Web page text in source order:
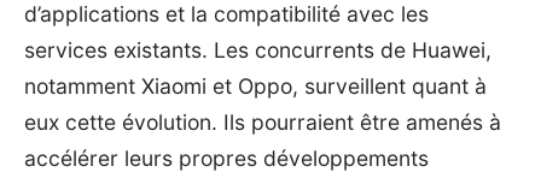
d’applications et la compatibilité avec les
services existants. Les concurrents de Huawei,
notamment Xiaomi et Oppo, surveillent quant à
eux cette évolution. Ils pourraient être amenés à
accélérer leurs propres développements